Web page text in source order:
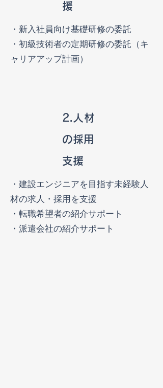
援
・新入社員向け基礎研修の委託
・​​初級技術者の定期研修の委託（キ
ャリアアップ計画）
2.人材
の採用
支援
・建設エンジニアを目指す未経験人
材の求人・採用を支援
・転職希望者の紹介サポート
​・派遣会社の紹介サポート